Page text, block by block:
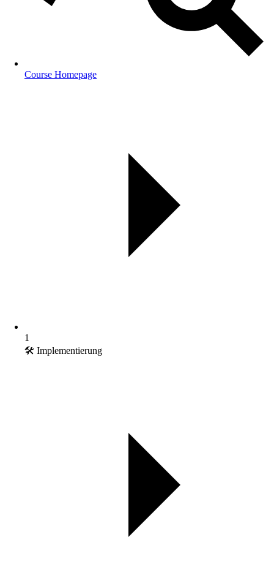
Course Homepage
1
🛠️ Implementierung